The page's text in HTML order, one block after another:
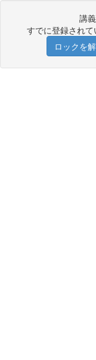
講
すでに登録されて
ロックを